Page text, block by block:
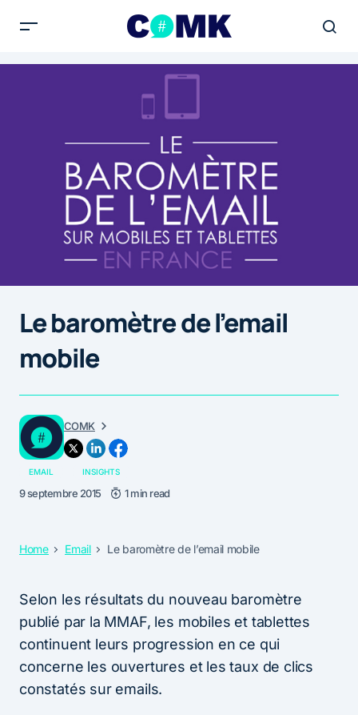
Le baromètre de l’email
mobile
COMK
EMAIL INSIGHTS
9 septembre 2015 1 min read
Home Email Le baromètre de l’email mobile
Selon les résultats du nouveau baromètre
publié par la MMAF, les mobiles et tablettes
continuent leurs progression en ce qui
concerne les ouvertures et les taux de clics
constatés sur emails.